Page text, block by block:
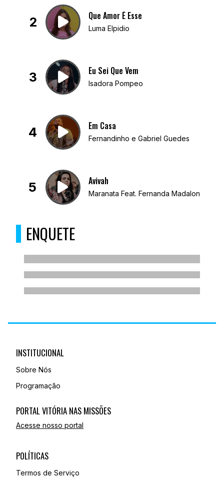
2 Que Amor É Esse
Luma Elpidio
3 Eu Sei Que Vem
Isadora Pompeo
4 Em Casa
Fernandinho e Gabriel Guedes
5 Avivah
Maranata Feat. Fernanda Madaloni
ENQUETE
INSTITUCIONAL
Sobre Nós
Programação
PORTAL VITÓRIA NAS MISSÕES
Acesse nosso portal
POLÍTICAS
Termos de Serviço